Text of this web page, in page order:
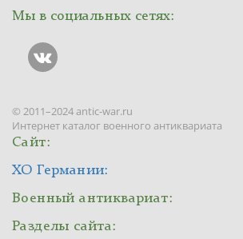
Мы в социальных сетях:
© 2011–2024 antic-war.ru
Интернет каталог военного антиквариата
Сайт:
ХО Германии:
Военный антиквариат:
Разделы сайта: